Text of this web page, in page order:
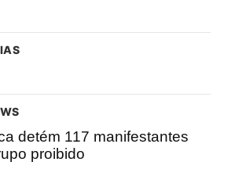
detém 117 manifestantes
proibido